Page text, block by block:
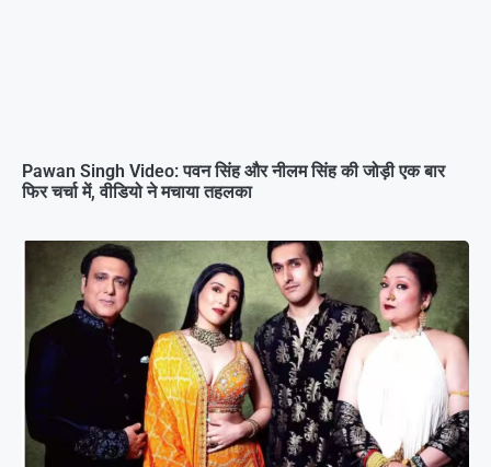
Pawan Singh Video: पवन सिंह और नीलम सिंह की जोड़ी एक बार
फिर चर्चा में, वीडियो ने मचाया तहलका